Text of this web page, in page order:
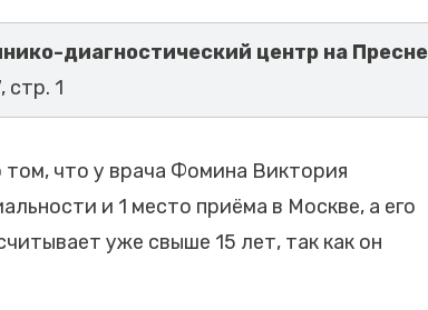
диагностический центр на Пресне
стр. 1
что у врача Фомина Виктория
и 1 место приёма в Москве, а его
уже свыше 15 лет, так как он